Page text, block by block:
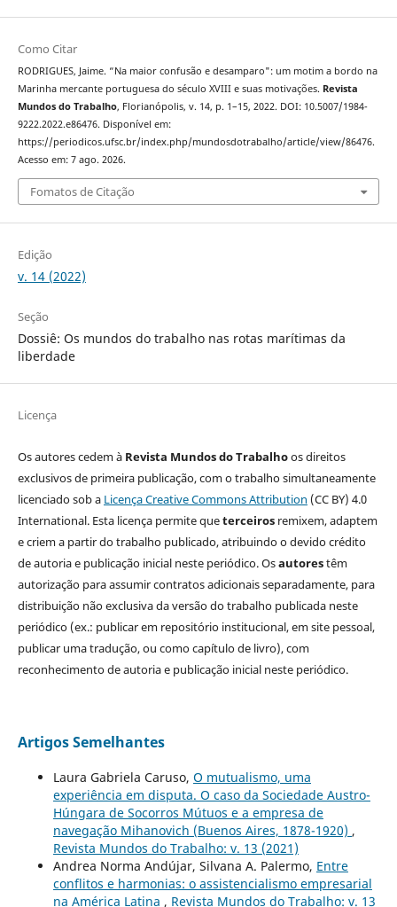
Como Citar
RODRIGUES, Jaime. “Na maior confusão e desamparo": um motim a bordo na
Marinha mercante portuguesa do século XVIII e suas motivações. Revista
Mundos do Trabalho, Florianópolis, v. 14, p. 1–15, 2022. DOI: 10.5007/1984-
9222.2022.e86476. Disponível em:
https://periodicos.ufsc.br/index.php/mundosdotrabalho/article/view/86476.
Acesso em: 7 ago. 2026.
Fomatos de Citação
Edição
v. 14 (2022)
Seção
Dossiê: Os mundos do trabalho nas rotas marítimas da
liberdade
Licença
Os autores cedem à Revista Mundos do Trabalhoos direitos
exclusivos de primeira publicação, com o trabalho simultaneamente
licenciado sob a Licença Creative Commons Attribution (CC BY) 4.0
International. Esta licença permite queterceirosremixem, adaptem
e criem a partir do trabalho publicado, atribuindo o devido crédito
de autoria e publicação inicial neste periódico. Osautorestêm
autorização para assumir contratos adicionais separadamente, para
distribuição não exclusiva da versão do trabalho publicada neste
periódico (ex.: publicar em repositório institucional, em site pessoal,
publicar uma tradução, ou como capítulo de livro), com
reconhecimento de autoria e publicação inicial neste periódico.
Artigos Semelhantes
Laura Gabriela Caruso, O mutualismo, uma
experiência em disputa. O caso da Sociedade Austro-
Húngara de Socorros Mútuos e a empresa de
navegação Mihanovich (Buenos Aires, 1878-1920) ,
Revista Mundos do Trabalho: v. 13 (2021)
Andrea Norma Andújar, Silvana A. Palermo, Entre
conflitos e harmonias: o assistencialismo empresarial
na América Latina , Revista Mundos do Trabalho: v. 13